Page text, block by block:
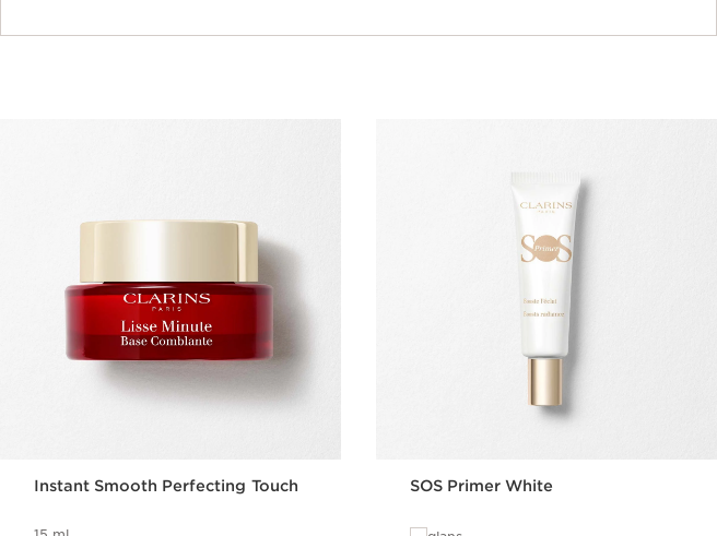
Instant Smooth Perfecting Touch SOS Primer White